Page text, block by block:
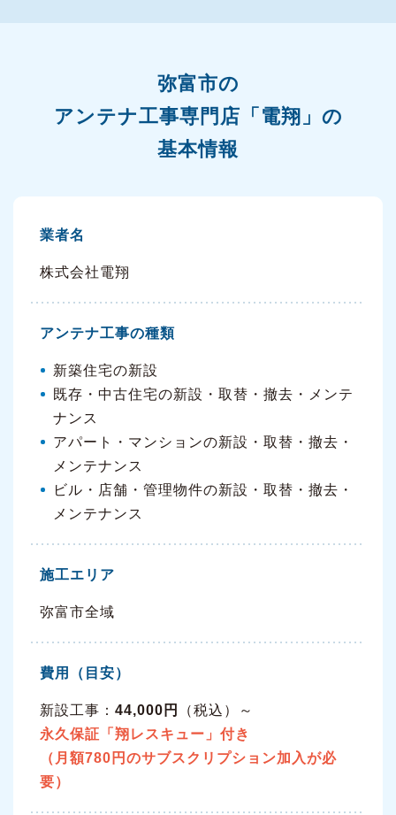
弥富市の
アンテナ工事専門店「電翔」の
基本情報
業者名
株式会社電翔
アンテナ工事の種類
新築住宅の新設
既存・中古住宅の新設・取替・撤去・メンテ
ナンス
アパート・マンションの新設・取替・撤去・
メンテナンス
ビル・店舗・管理物件の新設・取替・撤去・
メンテナンス
施工エリア
弥富市全域
費用（目安）
新設工事： 44,000円
（税込）～
永久保証「翔レスキュー」付き
（月額780円のサブスクリプション加入が必
要）